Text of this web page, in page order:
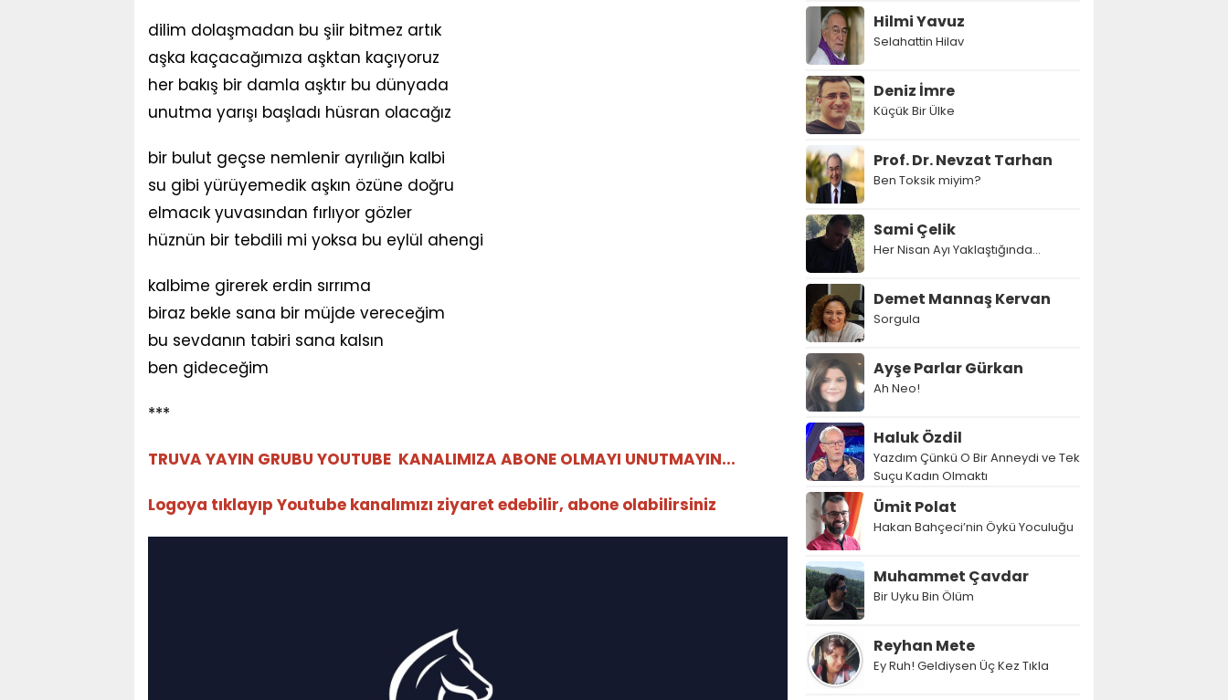
dilim dolaşmadan bu şiir bitmez artık
aşka kaçacağımıza aşktan kaçıyoruz
her bakış bir damla aşktır bu dünyada
unutma yarışı başladı hüsran olacağız
bir bulut geçse nemlenir ayrılığın kalbi
su gibi yürüyemedik aşkın özüne doğru
elmacık yuvasından fırlıyor gözler
hüznün bir tebdili mi yoksa bu eylül ahengi
kalbime girerek erdin sırrıma
biraz bekle sana bir müjde vereceğim
bu sevdanın tabiri sana kalsın
ben gideceğim
***
TRUVA YAYIN GRUBU YOUTUBE KANALIMIZA ABONE OLMAYI UNUTMAYIN...
Logoya tıklayıp Youtube kanalımızı ziyaret edebilir, abone olabilirsiniz
Hilmi Yavuz
Selahattin Hilav
Deniz İmre
Küçük Bir Ülke
Prof. Dr. Nevzat Tarhan
Ben Toksik miyim?
Sami Çelik
Her Nisan Ayı Yaklaştığında...
Demet Mannaş Kervan
Sorgula
Ayşe Parlar Gürkan
Ah Neo!
Haluk Özdil
Yazdım Çünkü O Bir Anneydi ve Tek
Suçu Kadın Olmaktı
Ümit Polat
Hakan Bahçeci’nin Öykü Yoculuğu
Muhammet Çavdar
Bir Uyku Bin Ölüm
Reyhan Mete
Ey Ruh! Geldiysen Üç Kez Tıkla